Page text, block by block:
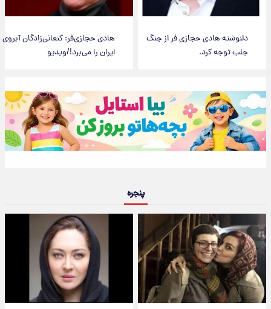
دلنوشته هادی حجازی فر از جنگ
جلب توجه کرد.
هادی حجازی‌فر: کنعانی‌زادگان آبروی
ایران را می‌برد!/ویدیو
پنجره